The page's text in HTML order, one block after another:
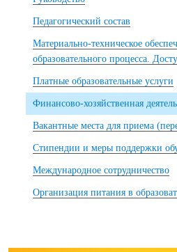
Педагогический состав
Материально-техническое
образовательного процесса.
Платные образовательные услуги
Финансово-хозяйственная
Вакантные места для приема
Стипендии и меры поддержки
Международное сотрудничество
Организация питания в